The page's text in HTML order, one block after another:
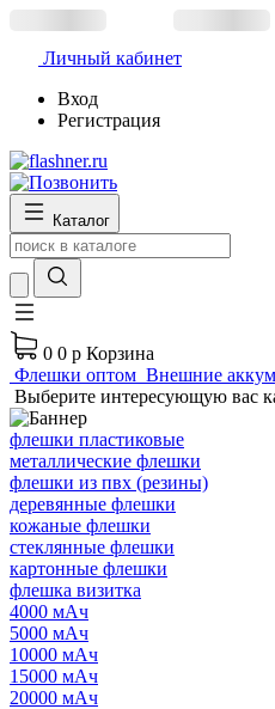
Личный кабинет
Вход
Регистрация
Каталог
0 0 р Корзина
Флешки оптом Внешние
Выберите интересующую вас
флешки пластиковые
металлические флешки
флешки из пвх (резины)
деревянные флешки
кожаные флешки
стеклянные флешки
картонные флешки
флешка визитка
4000 мАч
5000 мАч
10000 мАч
15000 мАч
20000 мАч